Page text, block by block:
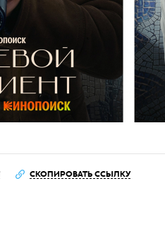
СКОПИРОВАТЬ ССЫЛКУ